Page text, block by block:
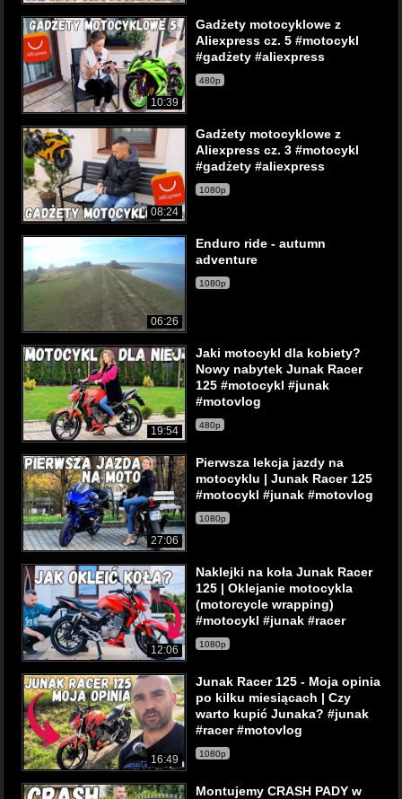
10:39
Gadżety motocyklowe z
Aliexpress cz. 5 #motocykl
#gadżety #aliexpress
480p
08:24
Gadżety motocyklowe z
Aliexpress cz. 3 #motocykl
#gadżety #aliexpress
1080p
06:26
Enduro ride - autumn
adventure
1080p
19:54
Jaki motocykl dla kobiety?
Nowy nabytek Junak Racer
125 #motocykl #junak
#motovlog
480p
27:06
Pierwsza lekcja jazdy na
motocyklu | Junak Racer 125
#motocykl #junak #motovlog
1080p
12:06
Naklejki na koła Junak Racer
125 | Oklejanie motocykla
(motorcycle wrapping)
#motocykl #junak #racer
1080p
16:49
Junak Racer 125 - Moja opinia
po kilku miesiącach | Czy
warto kupić Junaka? #junak
#racer #motovlog
1080p
Montujemy CRASH PADY w